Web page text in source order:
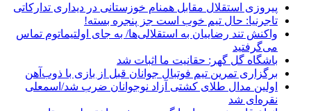
پیروزی استقلال مقابل همنام خوزستانی در دیداری تدارکاتی
تاجرنیا: حال تیم خوب است جز پنجره بسته!
واکنش تند رضاییان به استقلالی‌ها/ به جای اولتیماتوم تماس
می‌گرفتید
باشگاه گل گهر: حقانیت ما اثبات شد
برگزاری تمرین تیم فوتبال جوانان قبل از بازی با ذوب‌آهن
اولین مدال طلای کشتی آزاد نوجوانان ضرب شد/اسمعلی
نقره‌ای شد